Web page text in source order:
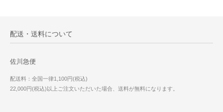
配送・送料について
佐川急便
配送料：全国一律1,100円(税込)
22,000円(税込)以上ご注文いただいた場合、送料が無料になります。